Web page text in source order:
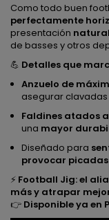
Como todo buen
perfectamente
presentación
de basses y otros
💪 Detalles que
Anzuelo de
asegurar clavadas
Faldines atados
una mayor
Diseñado para
provocar picadas
⚡ Football Jig: el
más y atrapar
👉 Disponible ya en